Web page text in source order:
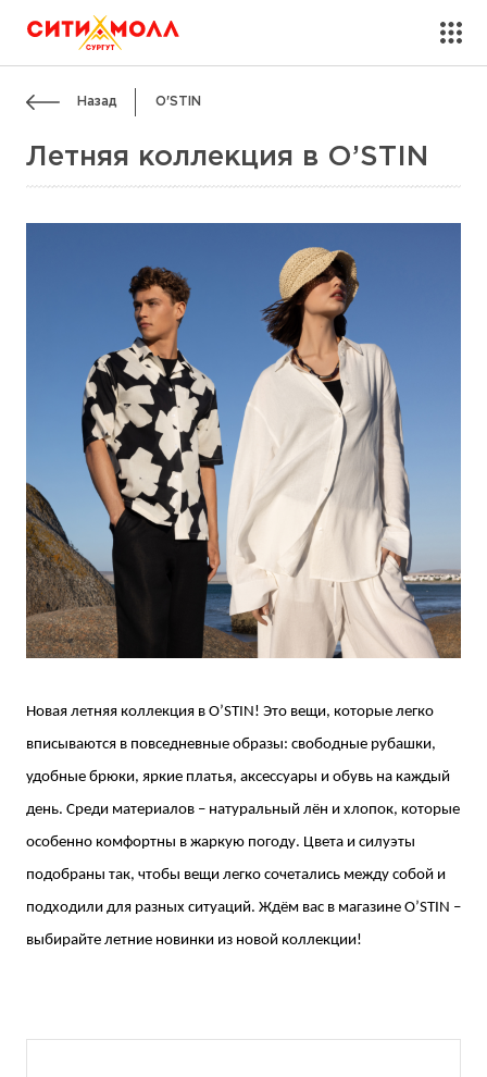
Назад O'STIN
Летняя коллекция в O’STIN
Новая летняя коллекция в O’STIN! Это вещи, которые легко
вписываются в повседневные образы: свободные рубашки,
удобные брюки, яркие платья, аксессуары и обувь на каждый
день. Среди материалов – натуральный лён и хлопок, которые
особенно комфортны в жаркую погоду. Цвета и силуэты
подобраны так, чтобы вещи легко сочетались между собой и
подходили для разных ситуаций. Ждём вас в магазине O’STIN –
выбирайте летние новинки из новой коллекции!